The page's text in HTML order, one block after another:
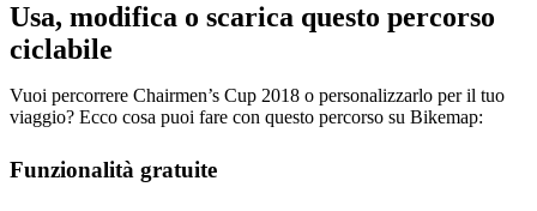
Usa, modifica o scarica questo percorso
ciclabile
Vuoi percorrere Chairmen’s Cup 2018 o personalizzarlo per il tuo
viaggio? Ecco cosa puoi fare con questo percorso su Bikemap:
Funzionalità gratuite